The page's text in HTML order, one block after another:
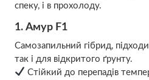
спеку, і в прохолоду.
1. Амур F1
Самозапильний гібрид,
так і для відкритого ґрунту.
Стійкий до перепадів